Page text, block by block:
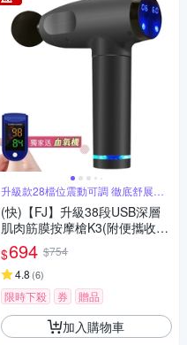
升級款28檔位震動可調 徹底舒展肌
肉
(快)【FJ】升級38段USB深層
肌肉筋膜按摩槍K3(附便攜收納
硬包)
$694 $754
4.8 (6)
限時下殺 券 贈品
加入購物車